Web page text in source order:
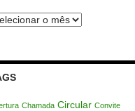
Chamada Circular Convite